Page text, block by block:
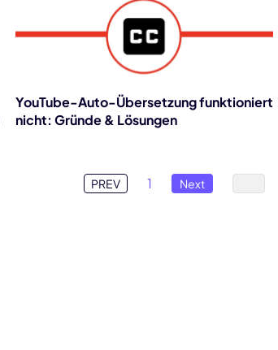
YouTube-Auto-Übersetzung funktioniert
nicht: Gründe & Lösungen
PREV 1 Next